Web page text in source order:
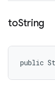
toString
public